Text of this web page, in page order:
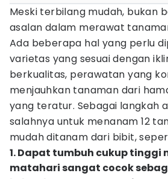
Meski terbilang mudah, bukan
asalan dalam merawat
Ada beberapa hal yang perlu
varietas yang sesuai dengan
berkualitas, perawatan yang
menjauhkan tanaman dari
yang teratur. Sebagai langkah
salahnya untuk menanam 12
mudah ditanam dari bibit,
1. Dapat tumbuh cukup tinggi
matahari sangat cocok